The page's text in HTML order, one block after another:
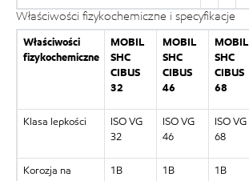
Właściwości fizykochemiczne i specyfikacje
Właściwości
fizykochemiczne
MOBIL
SHC
CIBUS
32
MOBIL
SHC
CIBUS
46
MOBIL
SHC
CIBUS
68
Klasa lepkości
ISO VG
32
ISO VG
46
ISO VG
68
Korozja na
1B 1B 1B